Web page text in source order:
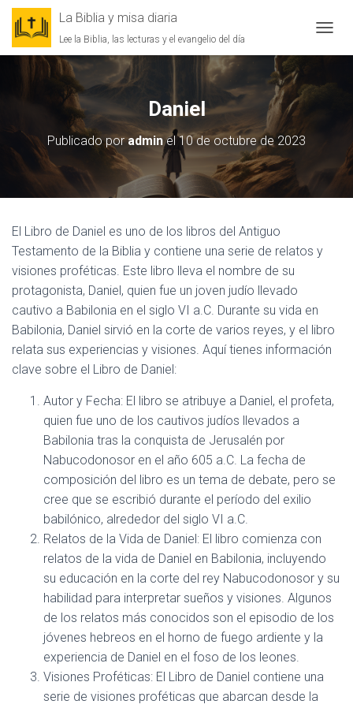
La Biblia y misa diaria
Lee la Biblia, las lecturas y el evangelio del día
Daniel
Publicado poradminel10 de octubre de 2023
El Libro de Daniel es uno de los libros del Antiguo
Testamento de la Biblia y contiene una serie de relatos y
visiones proféticas. Este libro lleva el nombre de su
protagonista, Daniel, quien fue un joven judío llevado
cautivo a Babilonia en el siglo VI a.C. Durante su vida en
Babilonia, Daniel sirvió en la corte de varios reyes, y el libro
relata sus experiencias y visiones. Aquí tienes información
clave sobre el Libro de Daniel:
Autor y Fecha: El libro se atribuye a Daniel, el profeta,
quien fue uno de los cautivos judíos llevados a
Babilonia tras la conquista de Jerusalén por
Nabucodonosor en el año 605 a.C. La fecha de
composición del libro es un tema de debate, pero se
cree que se escribió durante el período del exilio
babilónico, alrededor del siglo VI a.C.
Relatos de la Vida de Daniel: El libro comienza con
relatos de la vida de Daniel en Babilonia, incluyendo
su educación en la corte del rey Nabucodonosor y su
habilidad para interpretar sueños y visiones. Algunos
de los relatos más conocidos son el episodio de los
jóvenes hebreos en el horno de fuego ardiente y la
experiencia de Daniel en el foso de los leones.
Visiones Proféticas: El Libro de Daniel contiene una
serie de visiones proféticas que abarcan desde la